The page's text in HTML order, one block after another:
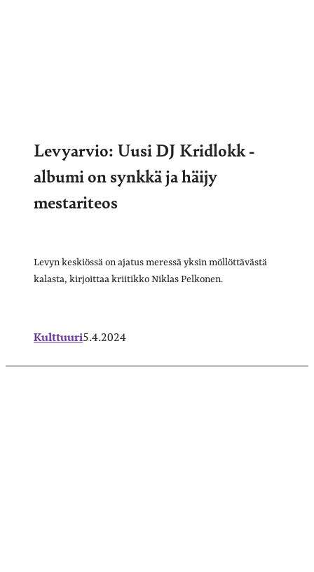
Levyarvio: Uusi DJ Kridlokk -
albumi on synkkä ja häijy
mestariteos
Levyn keskiössä on ajatus meressä yksin möllöttävästä
kalasta, kirjoittaa kriitikko Niklas Pelkonen.
Kulttuuri5.4.2024